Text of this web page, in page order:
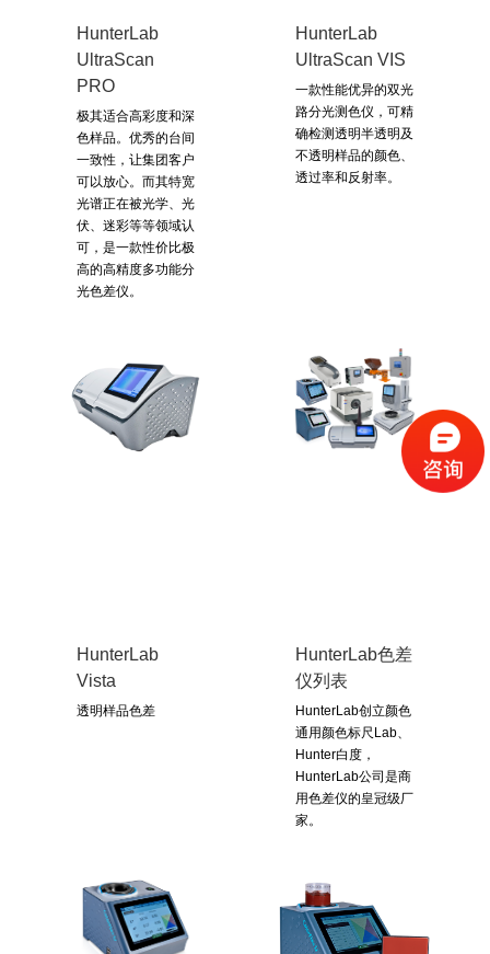
HunterLab
UltraScan
PRO
极其适合高彩度和深
色样品。优秀的台间
一致性，让集团客户
可以放心。而其特宽
光谱正在被光学、光
伏、迷彩等等领域认
可，是一款性价比极
高的高精度多功能分
光色差仪。
HunterLab
UltraScan VIS
一款性能优异的双光
路分光测色仪，可精
确检测透明半透明及
不透明样品的颜色、
透过率和反射率。
HunterLab
Vista
透明样品色差
HunterLab色差
仪列表
HunterLab创立颜色
通用颜色标尺Lab、
Hunter白度，
HunterLab公司是商
用色差仪的皇冠级厂
家。